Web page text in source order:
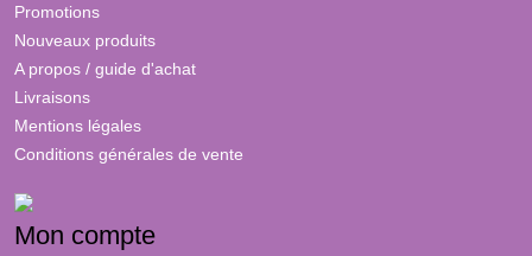
Promotions
Nouveaux produits
A propos / guide d'achat
Livraisons
Mentions légales
Conditions générales de vente
Mon compte